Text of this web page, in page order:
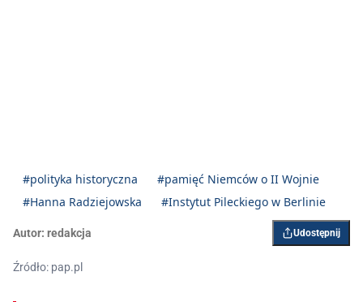
#polityka historyczna
#pamięć Niemców o II Wojnie
#Hanna Radziejowska
#Instytut Pileckiego w Berlinie
Autor: redakcja Udostępnij
Źródło: pap.pl